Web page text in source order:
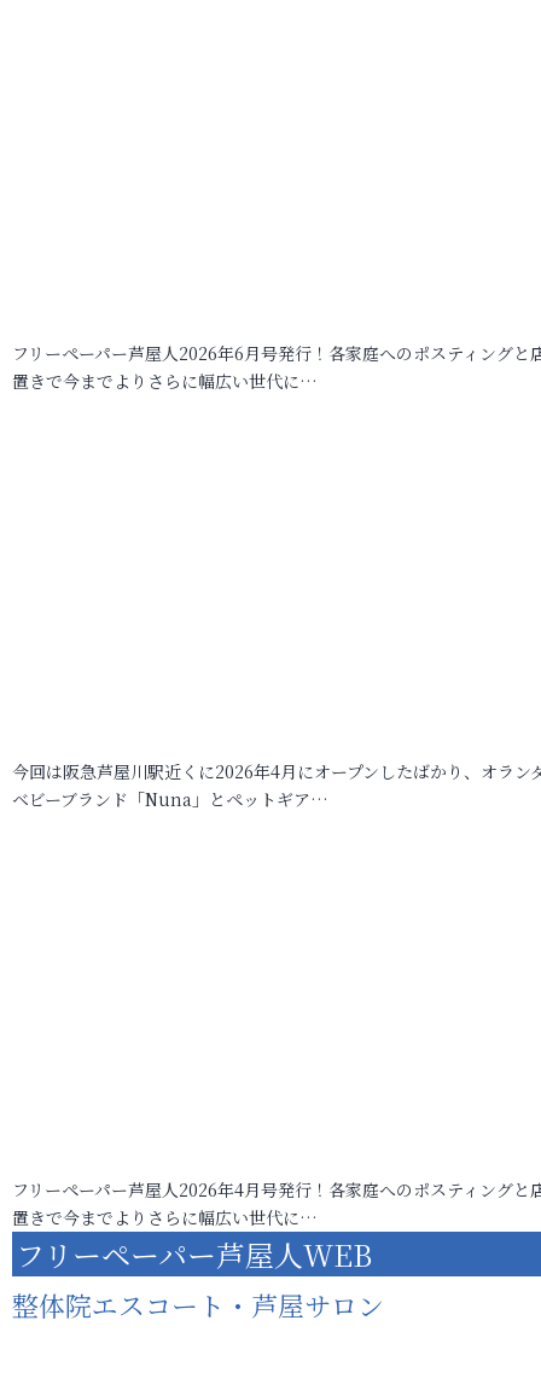
フリーペーパー芦屋人2026年6月号発行！各家庭へのポスティングと
置きで今までよりさらに幅広い世代に…
今回は阪急芦屋川駅近くに2026年4月にオープンしたばかり、オラン
ベビーブランド「Nuna」とペットギア…
フリーペーパー芦屋人2026年4月号発行！各家庭へのポスティングと
置きで今までよりさらに幅広い世代に…
フリーペーパー芦屋人WEB
整体院エスコート・芦屋サロン